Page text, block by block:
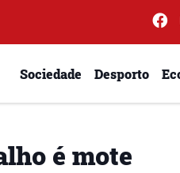
Sociedade Desporto
é mote